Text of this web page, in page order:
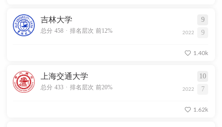
吉林大学 9
总分 458 . 排名层次 前12% 2022 9
1.40k
上海交通大学 10
总分 433 . 排名层次 前20% 2022 7
1.62k